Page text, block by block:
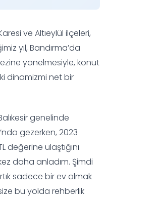
ve Altıeylül ilçeleri,
yıl, Bandırma’da
yönelmesiyle, konut
dinamizmi net bir
genelinde
gezerken, 2023
değerine ulaştığını
daha anladım. Şimdi
sadece bir ev almak
bu yolda rehberlik